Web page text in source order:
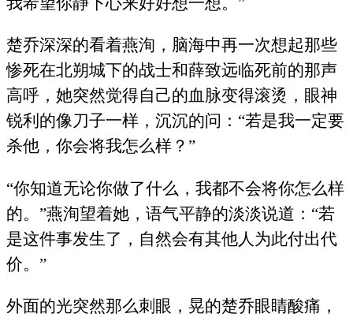
楚乔深深的看着燕洵，脑海中再一次想起那些
惨死在北朔城下的战士和薛致远临死前的那声
高呼，她突然觉得自己的血脉变得滚烫，眼神
锐利的像刀子一样，沉沉的问：“若是我一定要
杀他，你会将我怎么样？”
“你知道无论你做了什么，我都不会将你怎么样
的。”燕洵望着她，语气平静的淡淡说道：“若
是这件事发生了，自然会有其他人为此付出代
价。”
外面的光突然那么刺眼，晃的楚乔眼睛酸痛，